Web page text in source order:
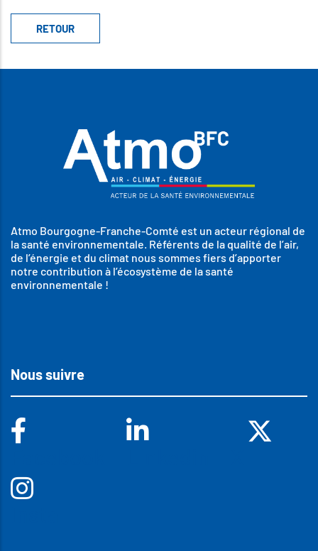
Atmo Bourgogne-Franche-Comté est un acteur régional de
la santé environnementale. Référents de la qualité de l’air,
de l’énergie et du climat nous sommes fiers d’apporter
notre contribution à l’écosystème de la santé
environnementale !
Nous suivre